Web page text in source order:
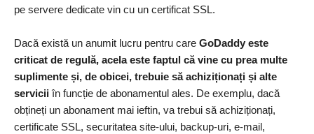
pe servere dedicate vin cu un certificat SSL.
Dacă există un anumit lucru pentru care GoDaddy este
criticat de regulă, acela este faptul că vine cu prea multe
suplimente și, de obicei, trebuie să achiziționați și alte
servicii în funcție de abonamentul ales. De exemplu, dacă
obțineți un abonament mai ieftin, va trebui să achiziționați,
certificate SSL, securitatea site-ului, backup-uri, e-mail,